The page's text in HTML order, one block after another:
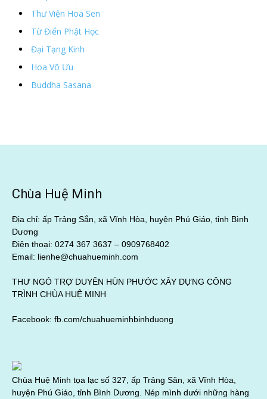
Thư Viện Hoa Sen
Từ Điển Phật Học
Đại Tạng Kinh
Hoa Vô Ưu
Buddha Sasana
Chùa Huệ Minh
Địa chỉ: ấp Trảng Sắn, xã Vĩnh Hòa, huyện Phú Giáo, tỉnh Bình
Dương
Điện thoại: 0274 367 3637 – 0909768402
Email: lienhe@chuahueminh.com
THƯ NGỎ TRỢ DUYÊN HÙN PHƯỚC XÂY DỰNG CÔNG
TRÌNH CHÙA HUỆ MINH
Facebook: fb.com/chuahueminhbinhduong
Chùa Huệ Minh tọa lạc số 327, ấp Trảng Săn, xã Vĩnh Hòa,
huyện Phú Giáo, tỉnh Bình Dương. Nép mình dưới những hàng